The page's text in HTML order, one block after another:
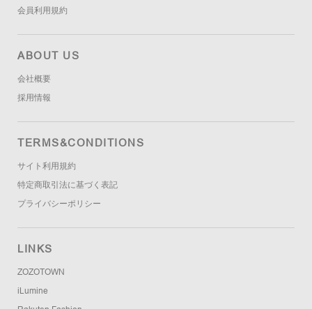
会員利用規約
ABOUT US
会社概要
採用情報
TERMS&CONDITIONS
サイト利用規約
特定商取引法に基づく表記
プライバシーポリシー
LINKS
ZOZOTOWN
iLumine